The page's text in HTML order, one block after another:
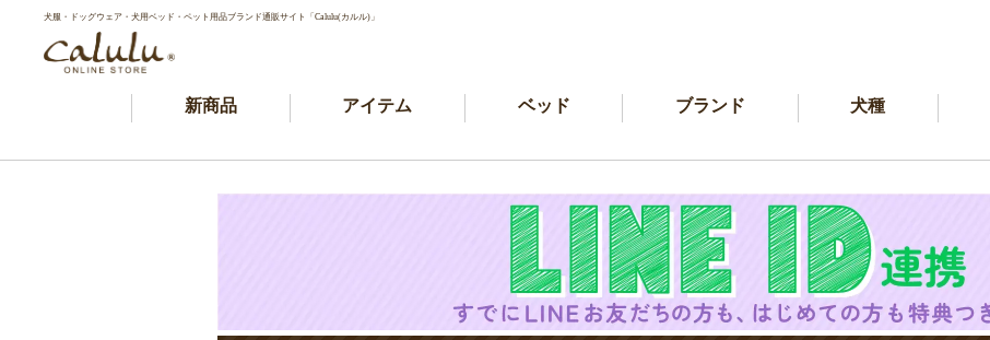
犬服・ドッグウェア・犬用ベッド・ペット用品ブランド通販サイト「Calulu(カルル)」
新商品 アイテム ベッド ブランド 犬種